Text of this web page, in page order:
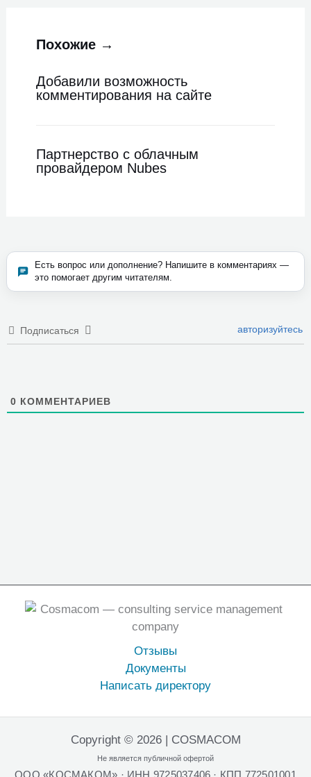
Похожие →
Добавили возможность
комментирования на сайте
Партнерство с облачным
провайдером Nubes
Подписаться авторизуйтесь
0 КОММЕНТАРИЕВ
Отзывы
Документы
Написать директору
Copyright © 2026 | COSMACOM
Не является публичной офертой